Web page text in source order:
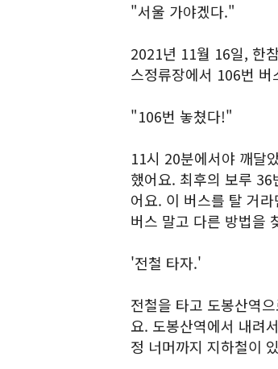
"서울 가야겠다."
2021년 11월 16일, 한
스정류장에서 106번
"106번 놓쳤다!"
11시 20분에서야 깨달
했어요. 최후의 보루
어요. 이 버스를 탈 거
버스 말고 다른 방법을
'전철 타자.'
전철을 타고 도봉산역
요. 도봉산역에서 내려
정 너머까지 지하철이